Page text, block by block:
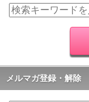
メルマガ登録・解除